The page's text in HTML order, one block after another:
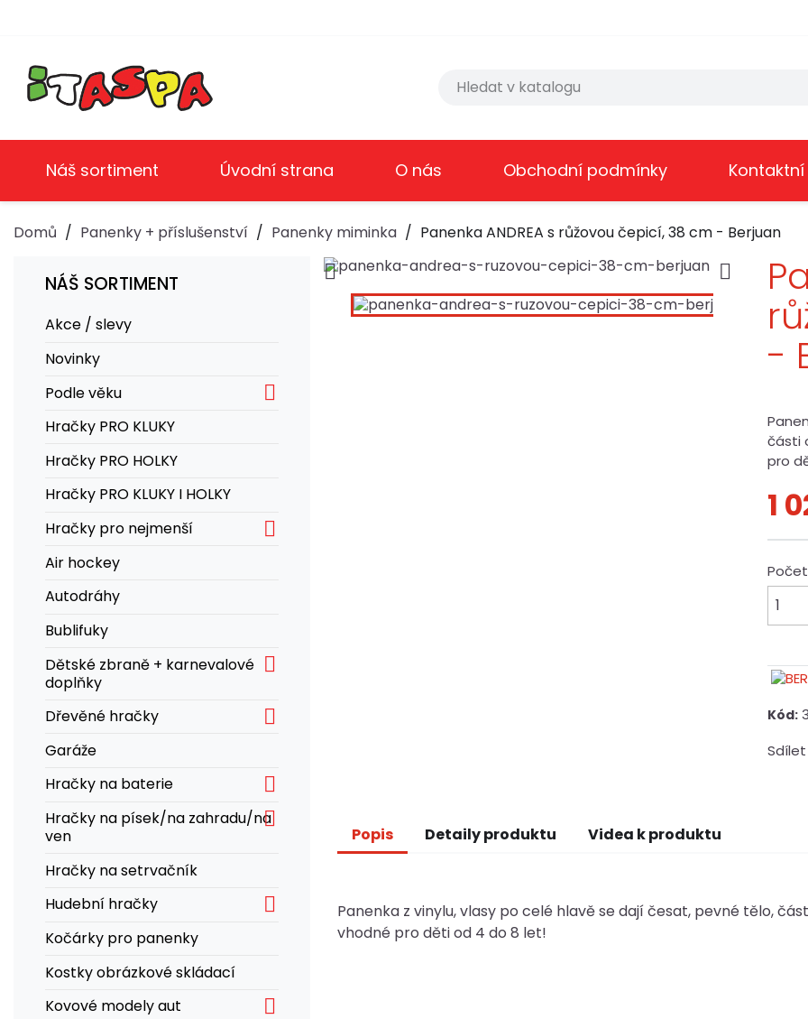
Náš sortiment Úvodní strana O nás Obchodní podmínky
Domů Panenky + příslušenství Panenky miminka Panenka ANDREA s růžovou čepicí, 38 cm - Berjuan
NÁŠ SORTIMENT
Akce / slevy
Novinky
Podle věku

Hračky PRO KLUKY
Hračky PRO HOLKY
Hračky PRO KLUKY I HOLKY
Hračky pro nejmenší

Air hockey
Autodráhy
Bublifuky
Dětské zbraně + karnevalové
doplňky

Dřevěné hračky 
Garáže
Hračky na baterie

Hračky na písek/na zahradu/na
ven

Hračky na setrvačník
Hudební hračky

Kočárky pro panenky
Kostky obrázkové skládací
Kovové modely aut

 
-
části
pro
1
Počet
Kód:
Sdílet
Popis Detaily produktu Videa k produktu
Panenka z vinylu, vlasy po celé hlavě se dají česat, pevné tělo,
vhodné pro děti od 4 do 8 let!